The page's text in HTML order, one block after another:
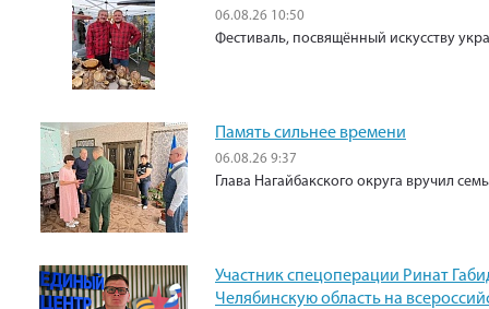
06.08.26 10:50
Фестиваль, посвящённый искусству
Память сильнее времени
06.08.26 9:37
Глава Нагайбакского округа вручил
Участник спецоперации Ринат
Челябинскую область на